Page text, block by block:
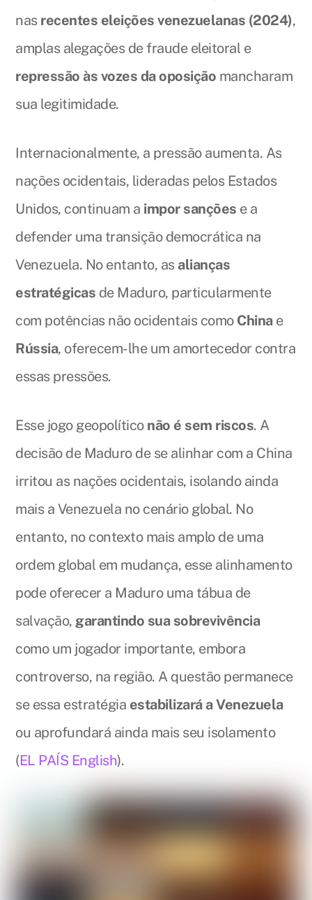
nas recentes eleições venezuelanas (2024),
amplas alegações de fraude eleitoral e
repressão às vozes da oposição mancharam
sua legitimidade.
Internacionalmente, a pressão aumenta. As
nações ocidentais, lideradas pelos Estados
Unidos, continuam a impor sanções e a
defender uma transição democrática na
Venezuela. No entanto, as alianças
estratégicas de Maduro, particularmente
com potências não ocidentais como Chinae
Rússia, oferecem-lhe um amortecedor contra
essas pressões.
Esse jogo geopolítico não é sem riscos. A
decisão de Maduro de se alinhar com a China
irritou as nações ocidentais, isolando ainda
mais a Venezuela no cenário global. No
entanto, no contexto mais amplo de uma
ordem global em mudança, esse alinhamento
pode oferecer a Maduro uma tábua de
salvação, garantindo sua sobrevivência
como um jogador importante, embora
controverso, na região. A questão permanece
se essa estratégia estabilizará a Venezuela
ou aprofundará ainda mais seu isolamento
(EL PAÍS English).